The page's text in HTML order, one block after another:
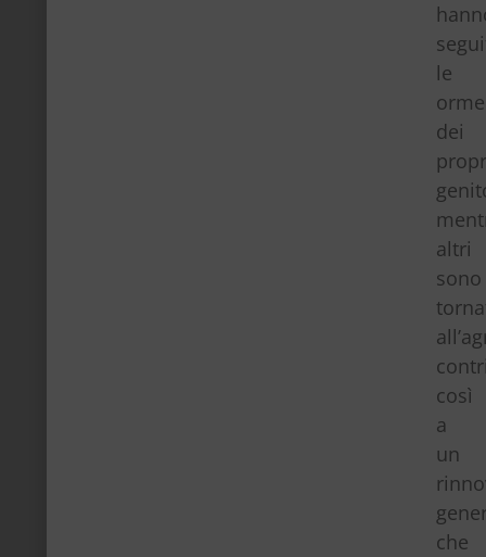
le
orme
dei
altri
sono
così
a
un
che